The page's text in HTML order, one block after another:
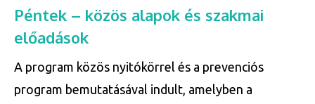
Péntek – közös alapok és szakmai
előadások
A program közös nyitókörrel és a prevenciós
program bemutatásával indult, amelyben a